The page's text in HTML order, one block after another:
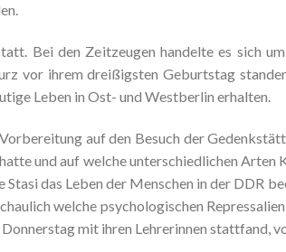
Bei den Zeitzeugen handelte es sich
vor ihrem dreißigsten Geburtstag
Leben in Ost- und Westberlin erhalten.
auf den Besuch der
und auf welche unterschiedlichen
das Leben der Menschen in der DDR
welche psychologischen
mit ihren Lehrerinnen stattfand,